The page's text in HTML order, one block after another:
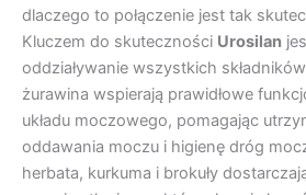
dlaczego to połączenie jest tak
Kluczem do skuteczności Urosilan
oddziaływanie wszystkich
żurawina wspierają prawidłowe
układu moczowego, pomagając
oddawania moczu i higienę dróg
herbata, kurkuma i brokuły